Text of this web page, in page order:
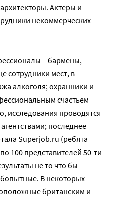
Актеры и
некоммерческих
– бармены,
сотрудники мест, в
алкоголя; охранники и
счастьем
исследования проводятся
последнее
Superjob.ru (ребята
100 представителей 50-ти
не то что бы
В некоторых
британским и